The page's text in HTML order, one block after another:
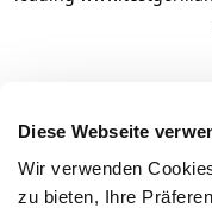
Diese Webseite
Wir verwenden
zu bieten, Ihre